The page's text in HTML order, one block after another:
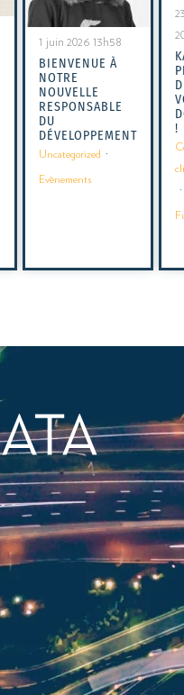
1 juin 2026 13h58
BIENVENUE À
NOTRE
NOUVELLE
RESPONSABLE
DU
DÉVELOPPEMENT
Uncategorized ·
Evènements
!
·